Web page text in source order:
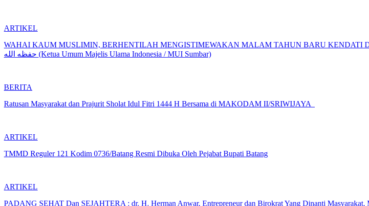
ARTIKEL
WAHAI KAUM MUSLIMIN, BERHENTILAH MENGISTIMEWAKAN MALAM TAHUN BARU KENDATI
حفظه الله (Ketua Umum Majelis Ulama Indonesia / MUI Sumbar)
BERITA
Ratusan Masyarakat dan Prajurit Sholat Idul Fitri 1444 H Bersama di MAKODAM II/SRIWIJAYA
ARTIKEL
TMMD Reguler 121 Kodim 0736/Batang Resmi Dibuka Oleh Pejabat Bupati Batang
ARTIKEL
PADANG SEHAT Dan SEJAHTERA : dr. H. Herman Anwar, Entrepreneur dan Birokrat Yang Dinanti Masyarakat,